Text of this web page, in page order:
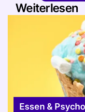
Weiterlesen
Essen &